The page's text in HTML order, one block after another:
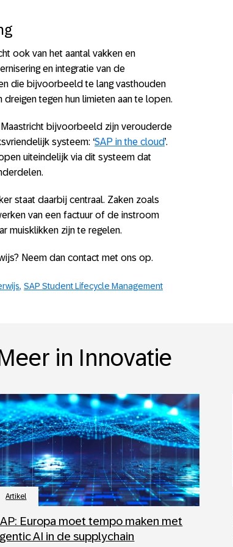
ook van het aantal vakken en
en integratie van de
die bijvoorbeeld te lang vasthouden
tegen hun limieten aan te lopen.
bijvoorbeeld zijn verouderde
systeem: ‘SAP in the cloud’.
uiteindelijk via dit systeem dat
staat daarbij centraal. Zaken zoals
van een factuur of de instroom
muisklikken zijn te regelen.
Neem dan contact met ons op.
SAP Student Lifecycle Management
in Innovatie
Artikel
Europa moet tempo maken met
AI in de supplychain